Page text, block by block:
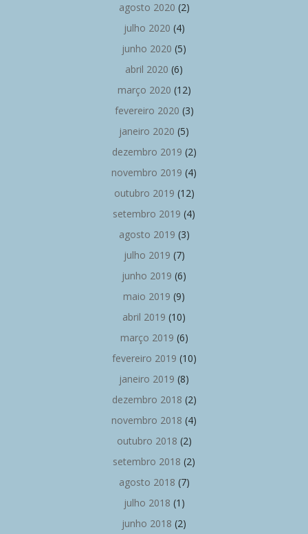
agosto 2020 (2)
julho 2020 (4)
junho 2020 (5)
abril 2020 (6)
março 2020 (12)
fevereiro 2020 (3)
janeiro 2020 (5)
dezembro 2019 (2)
novembro 2019 (4)
outubro 2019 (12)
setembro 2019 (4)
agosto 2019 (3)
julho 2019 (7)
junho 2019 (6)
maio 2019 (9)
abril 2019 (10)
março 2019 (6)
fevereiro 2019 (10)
janeiro 2019 (8)
dezembro 2018 (2)
novembro 2018 (4)
outubro 2018 (2)
setembro 2018 (2)
agosto 2018 (7)
julho 2018 (1)
junho 2018 (2)